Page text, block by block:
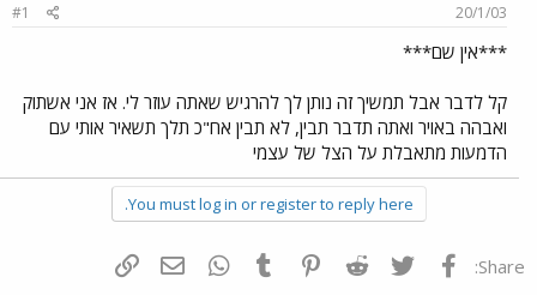
ש
א
20/1/03
#1
***אין שם***
קל לדבר אבל תמשיך זה נותן לך להרגיש שאתה עוזר לי. אז אני אשתוק
ואבהה באויר ואתה תדבר תבין, לא תבין אח"כ תלך תשאיר אותי עם
הדמעות מתאבלת על הצל של עצמי
You must log in or register to reply here.
Share: פייסבוק Twitter
Reddit
Pinterest
Tumblr
WhatsAppדואר אלקטרוני